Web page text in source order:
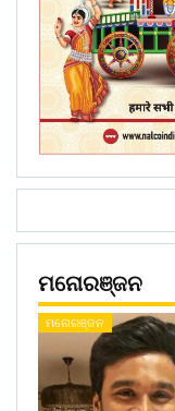
ମନୋରଞ୍ଜନ
ମନୋରଞ୍ଜନ